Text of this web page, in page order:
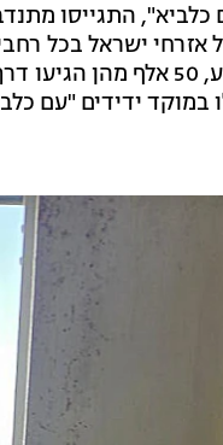
התגייסו
התקבלו במוקד ידידים